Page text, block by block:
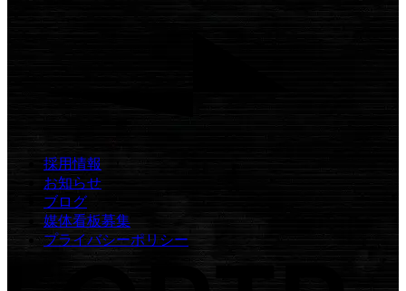
採用情報
お知らせ
ブログ
媒体看板募集
プライバシーポリシー